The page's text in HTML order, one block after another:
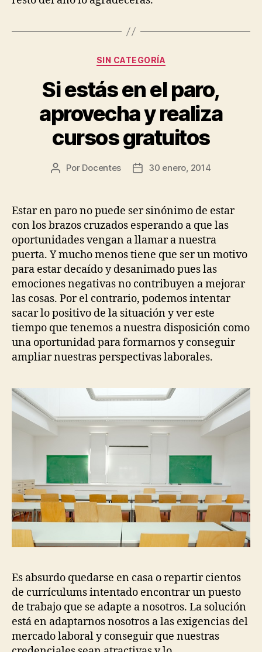
Categorías
SIN CATEGORÍA
Si estás en el paro,
aprovecha y realiza
cursos gratuitos
Autor
entrada
Por Docentes
Fecha
entrada
30 enero, 2014
Estar en paro no puede ser sinónimo de estar
con los brazos cruzados esperando a que las
oportunidades vengan a llamar a nuestra
puerta. Y mucho menos tiene que ser un motivo
para estar decaído y desanimado pues las
emociones negativas no contribuyen a mejorar
las cosas. Por el contrario, podemos intentar
sacar lo positivo de la situación y ver este
tiempo que tenemos a nuestra disposición como
una oportunidad para formarnos y conseguir
ampliar nuestras perspectivas laborales.
Es absurdo quedarse en casa o repartir cientos
de currículums intentado encontrar un puesto
de trabajo que se adapte a nosotros. La solución
está en adaptarnos nosotros a las exigencias del
mercado laboral y conseguir que nuestras